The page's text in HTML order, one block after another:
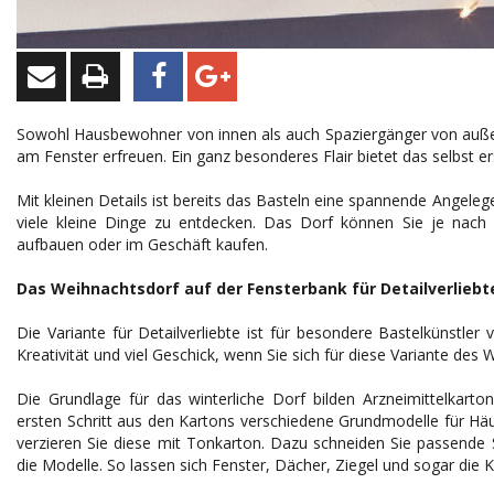
Sowohl Hausbewohner von innen als auch Spaziergänger von
am Fenster erfreuen. Ein ganz besonderes Flair bietet das selbst
Mit kleinen Details ist bereits das Basteln eine spannende
viele kleine Dinge zu entdecken. Das Dorf können Sie je
aufbauen oder im Geschäft kaufen.
Das Weihnachtsdorf auf der Fensterbank für
Die Variante für Detailverliebte ist für besondere Bastelkünstler
Kreativität und viel Geschick, wenn Sie sich für diese Variante
Die Grundlage für das winterliche Dorf bilden
ersten Schritt aus den Kartons verschiedene Grundmodelle für
verzieren Sie diese mit Tonkarton. Dazu schneiden Sie
die Modelle. So lassen sich Fenster, Dächer, Ziegel und sogar die